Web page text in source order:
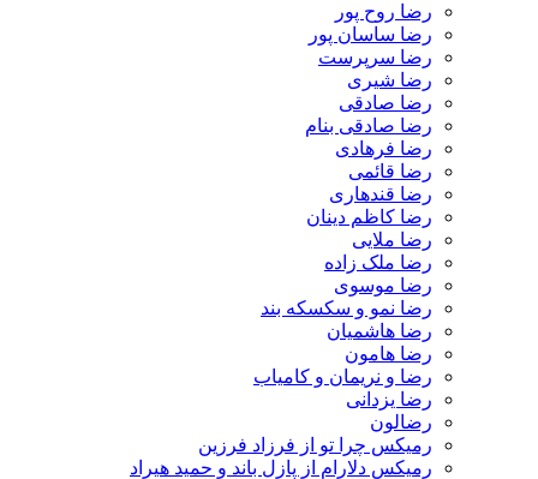
رضا روح پور
رضا ساسان پور
رضا سرپرست
رضا شیری
رضا صادقی
رضا صادقی بنام
رضا فرهادی
رضا قائمی
رضا قندهاری
رضا کاظم دینان
رضا ملایی
رضا ملک زاده
رضا موسوی
رضا نمو و سکسکه بند
رضا هاشمیان
رضا هامون
رضا و نریمان و کامیاب
رضا یزدانی
رضالون
رمیکس چرا تو از فرزاد فرزین
رمیکس دلارام از پازل باند و حمید هیراد